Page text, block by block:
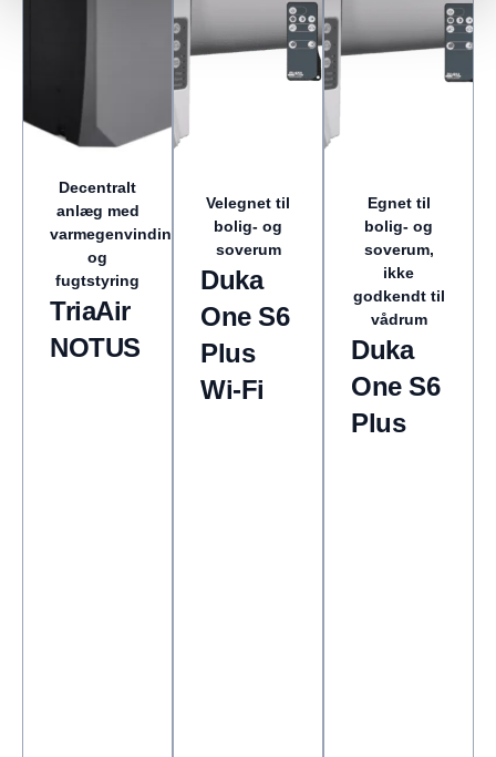
Decentralt
anlæg med
varmegenvinding
og
fugtstyring
TriaAir
NOTUS
Velegnet til
bolig- og
soverum
Duka
One S6
Plus
Wi-Fi
Egnet til
bolig- og
soverum,
ikke
godkendt til
vådrum
Duka
One S6
Plus